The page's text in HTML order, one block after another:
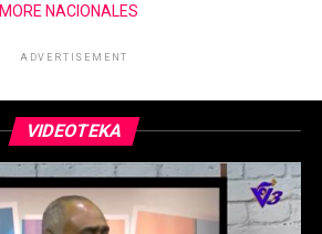
MORE NACIONALES
ADVERTISEMENT
VIDEOTEKA